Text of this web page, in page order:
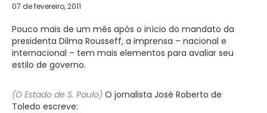
07 de fevereiro, 2011
Pouco mais de um mês após o início do mandato da
presidenta Dilma Rousseff, a imprensa – nacional e
internacional – tem mais elementos para avaliar seu
estilo de governo.
(O Estado de S. Paulo) O jornalista José Roberto de
Toledo escreve: